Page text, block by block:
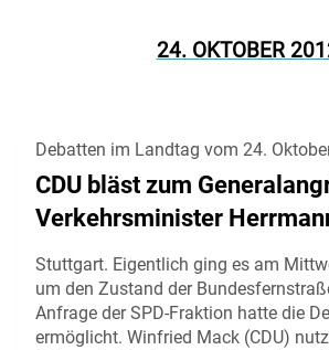
24. OKTOBER
Debatten im Landtag vom 24.
CDU bläst zum
Verkehrsminister
Stuttgart. Eigentlich ging es am
um den Zustand der
Anfrage der SPD-Fraktion hatte die
ermöglicht. Winfried Mack (CDU)